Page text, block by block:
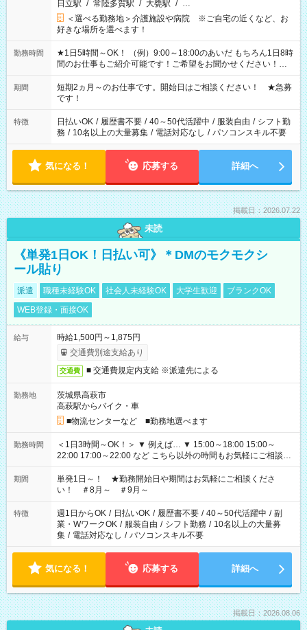
日立駅 / 常陸多賀駅 / 大甕駅 / …
＜選べる勤務地＞介護施設や病院 ※ご自宅の近くなど、お
好きな場所を選べます！
勤務時間
★1日5時間～OK！ （例）9:00～18:00のあいだ もちろん1日8時
間のお仕事もご紹介可能です！ご希望をお聞かせください！★
家庭の都合でお休みが必要な場合も遠慮なくご相談ください。
※週最低15時間以上の勤務が必要です
期間
短期2ヵ月～のお仕事です。開始日はご相談ください！ ★急募
です！
特徴 日払いOK / 履歴書不要 / 40～50代活躍中 / 服装自由 / シフト勤
務 / 10名以上の大量募集 / 電話対応なし / パソコンスキル不要
気になる！ 応募する 詳細へ
掲載日：2026.07.22
未読
《単発1日OK！日払い可》＊DMのモクモクシ
ール貼り
派遣 職種未経験OK 社会人未経験OK 大学生歓迎
ブランクOK
WEB登録・面接OK
給与
時給1,500円～1,875円
交通費別途支給あり
交通費 ■ 交通費規定内支給 ※派遣先による
勤務地
茨城県高萩市
高萩駅からバイク・車
■物流センターなど ■勤務地選べます
勤務時間
＜1日3時間～OK！＞ ▼ 例えば… ▼ 15:00～18:00 15:00～
22:00 17:00～22:00 など こちら以外の時間もお気軽にご相談く
ださい！
期間
単発1日～！ ★勤務開始日や期間はお気軽にご相談くださ
い！ ＃8月～ ＃9月～
特徴 週1日からOK / 日払いOK / 履歴書不要 / 40～50代活躍中 / 副
業・WワークOK / 服装自由 / シフト勤務 / 10名以上の大量募
集 / 電話対応なし / パソコンスキル不要
気になる！ 応募する 詳細へ
掲載日：2026.08.06